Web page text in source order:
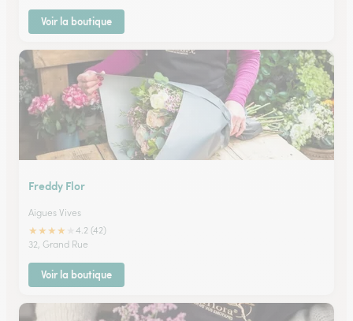
Voir la boutique
Freddy Flor
Aigues Vives
★★★★
4.2 (42)
32, Grand Rue
Voir la boutique